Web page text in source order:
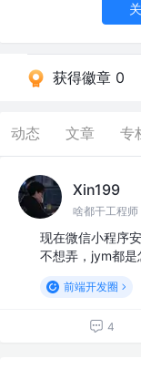
获得徽章 0
动态 文章 专
Xin199
啥都干工程师
现在微信小程序
不想弄，jym都
前端开发圈
4